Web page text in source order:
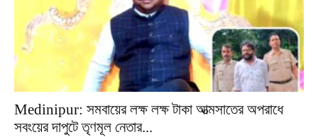
Medinipur: সমবায়ের লক্ষ লক্ষ টাকা আত্মসাতের অপরাধে
সবংয়ের দাপুটে তৃণমূল নেতার...